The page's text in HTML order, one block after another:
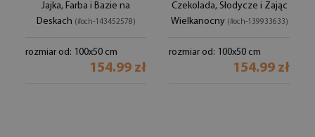
Jajka, Farba i Bazie na
Deskach (#och-143452578)
rozmiar od: 100x50 cm
154.99 zł
Czekolada, Słodycze i Zając
Wielkanocny (#och-139933633)
rozmiar od: 100x50 cm
154.99 zł